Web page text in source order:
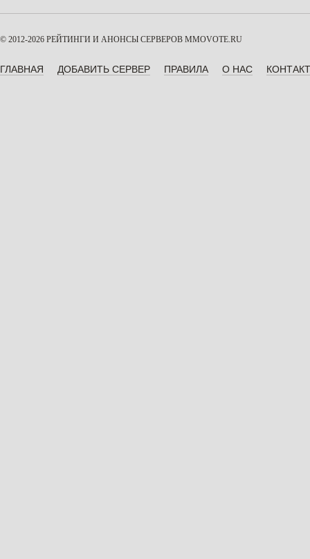
© 2012-2026 РЕЙТИНГИ И АНОНСЫ СЕРВЕРОВ MMOVOTE.RU
ГЛАВНАЯ ДОБАВИТЬ СЕРВЕР ПРАВИЛА О НАС